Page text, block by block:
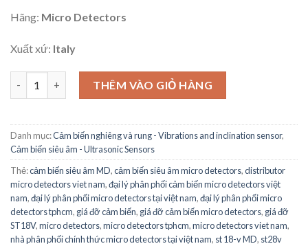
Hãng: Micro Detectors
Xuất xứ: Italy
Giá đỡ ST18V theo chiều dọc - Micro Detectors - ST 18-V
THÊM VÀO GIỎ HÀNG
Danh mục:Cảm biến nghiêng và rung - Vibrations and inclination sensor,
Cảm biến siêu âm - Ultrasonic Sensors
Thẻ:cảm biến siêu âm MD,cảm biến siêu âm micro detectors,distributor
micro detectors viet nam,đại lý phân phối cảm biến micro detectors việt
nam,đại lý phân phối micro detectors tại việt nam,đại lý phân phối micro
detectors tphcm, giá đỡ cảm biến, giá đỡ cảm biến micro detectors, giá đỡ
ST18V,micro detectors,micro detectors tphcm,micro detectors viet nam,
nhà phân phối chính thức micro detectors tại việt nam, st 18-v MD, st28v